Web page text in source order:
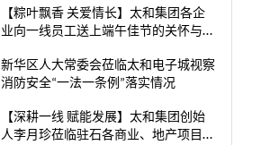
【粽叶飘香 关爱情长】太和集团各企
业向一线员工送上端午佳节的关怀与祝
新华区人大常委会莅临太和电子城视察
消防安全“一法一条例”落实情况
【深耕一线 赋能发展】太和集团创始
人李月珍莅临驻石各商业、地产项目视